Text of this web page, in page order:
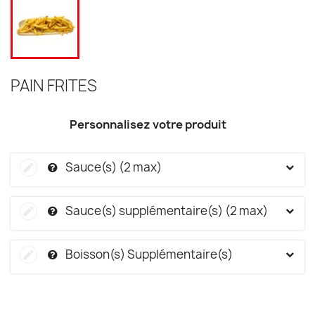
PAIN FRITES
Personnalisez votre produit
Sauce(s) (2 max)
Sauce(s) supplémentaire(s) (2 max)
Boisson(s) Supplémentaire(s)